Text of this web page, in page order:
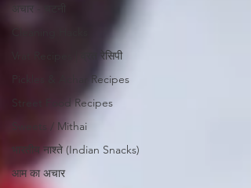
अचार - चटनी
Vrat Recipes | व्रत रेसिपी
Pickles & Achar Recipes
Street Food Recipes
Sweets / Mithai
भारतीय नाश्ते (Indian Snacks)
आम का अचार